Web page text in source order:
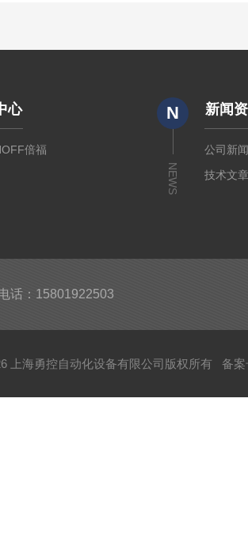
心
倍福
N
NEWS
新闻
公司新
技术文
话：15801922503
上海勇控自动化设备有限公司版权所有 备案